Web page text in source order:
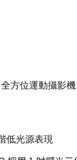
全方位運動攝影機
低光源表現